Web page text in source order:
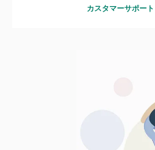
カスタマーサポート